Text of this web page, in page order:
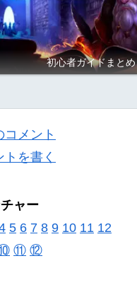
初心者ガイドまとめ
コメント
トを書く
ャー
5 6 7 8 9 10 11 12
⑪ ⑫